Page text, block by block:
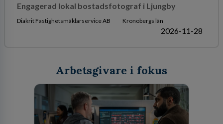
Engagerad lokal bostadsfotograf i Ljungby
Diakrit Fastighetsmäklarservice AB Kronobergs län
2026-11-28
Arbetsgivare i fokus